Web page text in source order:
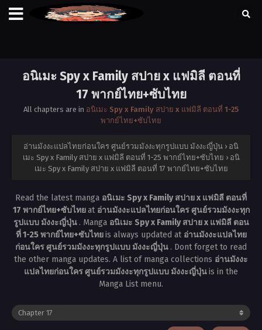
อนิเมะ Spy x Family สปาย x แฟมิลี ตอนที่
17 พากย์ไทย+ซับไทย
All chapters are in อนิเมะ Spy x Family สปาย x แฟมิลี ตอนที่ 1-25
พากย์ไทย+ซับไทย
อ่านมังงะแปลไทยก่อนใคร ศูนย์รวมมังงะทุกรูปแบบ มังงะญี่ปุ่น › อนิ
เมะ Spy x Family สปาย x แฟมิลี ตอนที่ 1-25 พากย์ไทย+ซับไทย › อนิ
เมะ Spy x Family สปาย x แฟมิลี ตอนที่ 17 พากย์ไทย+ซับไทย
Read the latest manga อนิเมะ Spy x Family สปาย x แฟมิลี ตอนที่
17 พากย์ไทย+ซับไทยat อ่านมังงะแปลไทยก่อนใคร ศูนย์รวมมังงะทุก
รูปแบบ มังงะญี่ปุ่น . Manga อนิเมะ Spy x Family สปาย x แฟมิลี ตอน
ที่ 1-25 พากย์ไทย+ซับไทยis always updated at อ่านมังงะแปลไทย
ก่อนใคร ศูนย์รวมมังงะทุกรูปแบบ มังงะญี่ปุ่น . Dont forget to read
the other manga updates. A list of manga collections อ่านมังงะ
แปลไทยก่อนใคร ศูนย์รวมมังงะทุกรูปแบบ มังงะญี่ปุ่นis in the
Manga List menu.